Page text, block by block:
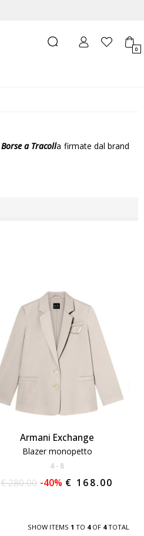
0
Borse a Tracolla firmate dal brand
Armani Exchange
Blazer monopetto
4 8
€ 280.00 -40% € 168.00
SHOW ITEMS 1 TO 4OF 4TOTAL